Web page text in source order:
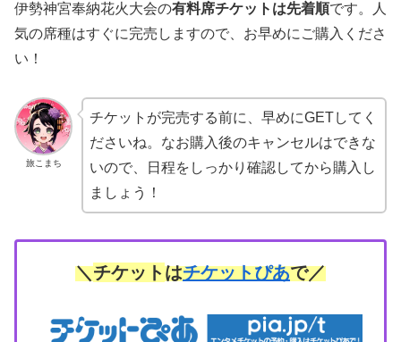
伊勢神宮奉納花火大会の有料席チケットは先着順です。人
気の席種はすぐに完売しますので、お早めにご購入くださ
い！
旅こまち
チケットが完売する前に、早めにGETしてく
ださいね。なお購入後のキャンセルはできな
いので、日程をしっかり確認してから購入し
ましょう！
＼チケットはチケットぴあで／